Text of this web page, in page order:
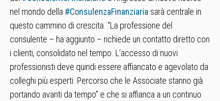
nel mondo della #ConsulenzaFinanziaria sarà centrale in
questo cammino di crescita. “La professione del
consulente – ha aggiunto – richiede un contatto diretto con
i clienti, consolidato nel tempo. L’accesso di nuovi
professionisti deve quindi essere affiancato e agevolato da
colleghi più esperti. Percorso che le Associate stanno già
portando avanti da tempo” e che si affianca a un continuo